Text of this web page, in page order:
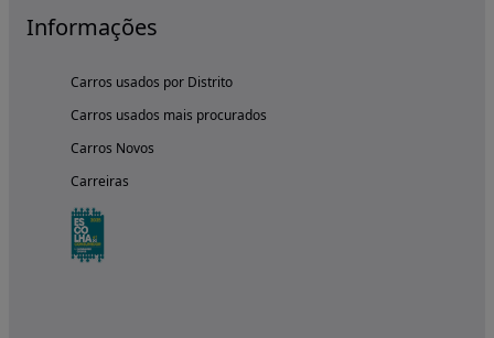
Informações
Carros usados por Distrito
Carros usados mais procurados
Carros Novos
Carreiras